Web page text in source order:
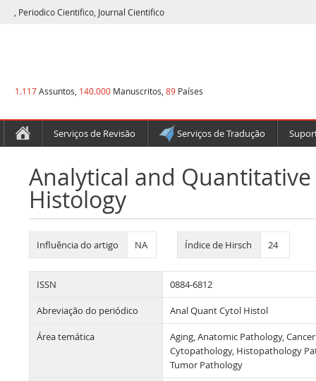
, Periodico Cientifico, Journal Cientifico
1.117Assuntos, 140.000 Manuscritos, 89 Países
Serviços de Revisão Serviços de Tradução
Analytical and
Histology
Influência do artigo NA Índice de Hirsch 24
ISSN 0884-6812
Abreviação do periódico Anal Quant Cytol Histol
Área temática
Aging, Anatomic Pathology,
Cytopathology, Histopathology
Tumor Pathology